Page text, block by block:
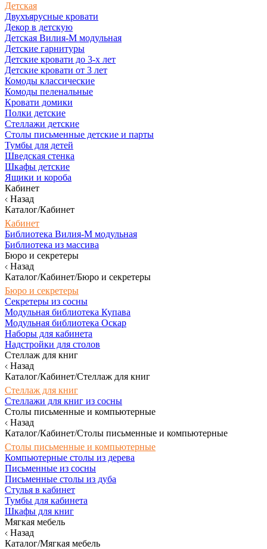
Детская
Двухъярусные кровати
Декор в детскую
Детская Вилия-М модульная
Детские гарнитуры
Детские кровати до 3-х лет
Детские кровати от 3 лет
Комоды классические
Комоды пеленальные
Кровати домики
Полки детские
Стеллажи детские
Столы письменные детские и парты
Тумбы для детей
Шведская стенка
Шкафы детские
Ящики и короба
Кабинет
Назад
Каталог/Кабинет
Кабинет
Библиотека Вилия-М модульная
Библиотека из массива
Бюро и секретеры
Назад
Каталог/Кабинет/Бюро и секретеры
Бюро и секретеры
Секретеры из сосны
Модульная библиотека Купава
Модульная библиотека Оскар
Наборы для кабинета
Надстройки для столов
Стеллаж для книг
Назад
Каталог/Кабинет/Стеллаж для книг
Стеллаж для книг
Стеллажи для книг из сосны
Столы письменные и компьютерные
Назад
Каталог/Кабинет/Столы письменные и компьютерные
Столы письменные и компьютерные
Компьютерные столы из дерева
Письменные из сосны
Письменные столы из дуба
Стулья в кабинет
Тумбы для кабинета
Шкафы для книг
Мягкая мебель
Назад
Каталог/Мягкая мебель